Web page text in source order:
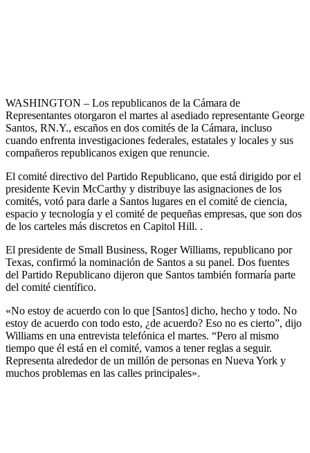
WASHINGTON – Los republicanos de la Cámara de
Representantes otorgaron el martes al asediado representante George
Santos, RN.Y., escaños en dos comités de la Cámara, incluso
cuando enfrenta investigaciones federales, estatales y locales y sus
compañeros republicanos exigen que renuncie.
El comité directivo del Partido Republicano, que está dirigido por el
presidente Kevin McCarthy y distribuye las asignaciones de los
comités, votó para darle a Santos lugares en el comité de ciencia,
espacio y tecnología y el comité de pequeñas empresas, que son dos
de los carteles más discretos en Capitol Hill. .
El presidente de Small Business, Roger Williams, republicano por
Texas, confirmó la nominación de Santos a su panel. Dos fuentes
del Partido Republicano dijeron que Santos también formaría parte
del comité científico.
«No estoy de acuerdo con lo que [Santos] dicho, hecho y todo. No
estoy de acuerdo con todo esto, ¿de acuerdo? Eso no es cierto”, dijo
Williams en una entrevista telefónica el martes. “Pero al mismo
tiempo que él está en el comité, vamos a tener reglas a seguir.
Representa alrededor de un millón de personas en Nueva York y
muchos problemas en las calles principales».